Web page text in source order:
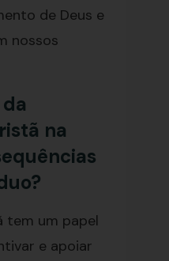
de Deus e
nossos
na
tem um papel
e apoiar